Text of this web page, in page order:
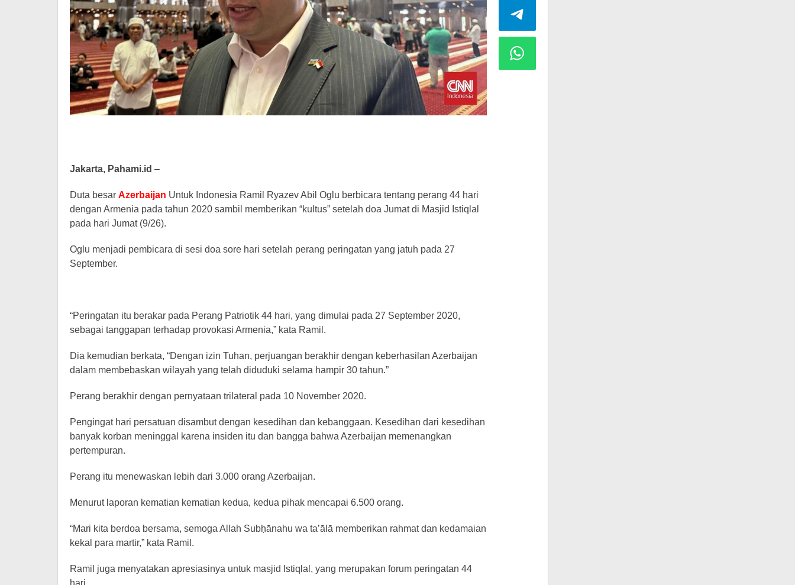
Jakarta, Pahami.id –
Duta besar Azerbaijan Untuk Indonesia Ramil Ryazev Abil Oglu berbicara tentang perang 44 hari
dengan Armenia pada tahun 2020 sambil memberikan “kultus” setelah doa Jumat di Masjid Istiqlal
pada hari Jumat (9/26).
Oglu menjadi pembicara di sesi doa sore hari setelah perang peringatan yang jatuh pada 27
September.
“Peringatan itu berakar pada Perang Patriotik 44 hari, yang dimulai pada 27 September 2020,
sebagai tanggapan terhadap provokasi Armenia,” kata Ramil.
Dia kemudian berkata, “Dengan izin Tuhan, perjuangan berakhir dengan keberhasilan Azerbaijan
dalam membebaskan wilayah yang telah diduduki selama hampir 30 tahun.”
Perang berakhir dengan pernyataan trilateral pada 10 November 2020.
Pengingat hari persatuan disambut dengan kesedihan dan kebanggaan. Kesedihan dari kesedihan
banyak korban meninggal karena insiden itu dan bangga bahwa Azerbaijan memenangkan
pertempuran.
Perang itu menewaskan lebih dari 3.000 orang Azerbaijan.
Menurut laporan kematian kematian kedua, kedua pihak mencapai 6.500 orang.
“Mari kita berdoa bersama, semoga Allah Subḥānahu wa ta’ālā memberikan rahmat dan kedamaian
kekal para martir,” kata Ramil.
Ramil juga menyatakan apresiasinya untuk masjid Istiqlal, yang merupakan forum peringatan 44
hari.